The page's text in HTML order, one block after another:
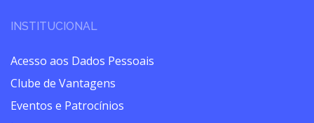
INSTITUCIONAL
Acesso aos Dados Pessoais
Clube de Vantagens
Eventos e Patrocínios